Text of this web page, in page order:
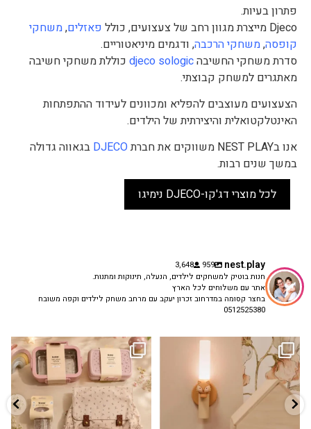
פתרון בעיות.
Djeco מייצרת מגוון רחב של צעצועים, כולל
פאזלים,משחקי
קופסה,משחקי הרכבה, ודגמים מיניאטוריים.
סדרת משחקי החשיבהdjeco sologic כוללת משחקי חשיבה
מאתגרים למשחק קבוצתי.
הצעצועים מעוצבים להפליא ומכוונים לעידוד ההתפתחות
האינטלקטואלית והיצירתית של הילדים.
אנו בNEST PLAY משווקים את חברת
DJECO בגאווה גדולה
במשך שנים רבות.
לכל מוצרי דג'קו-DJECO נימיגו
nest.play
959
3,648
חנות בוטיק למשחקים לילדים, הנעלה, תינוקות ומתנות.
אתר עם משלוחים לכל הארץ
בחצר קסומה במדרחוב זכרון יעקב עם מרחב משחק לילדים וקפה משובח
0512525380
✨ חוזרים למסגרת בסטייל! ✨
הקולקציה החדשה...
9 4
גם פריט עיצובי לחדר, גם מנורת לילה
...
3 0